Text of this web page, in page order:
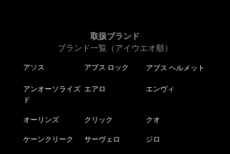
取扱ブランド
ブランド一覧（アイウエオ順）
アソス アブス ロック アブス ヘルメット
アンオーソライズ
ド
エアロ エンヴィ
オーリンズ クリック クオ
ケーンクリーク サーヴェロ ジロ